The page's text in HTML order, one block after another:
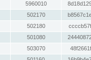
5960010
502170
502180
501080
503070